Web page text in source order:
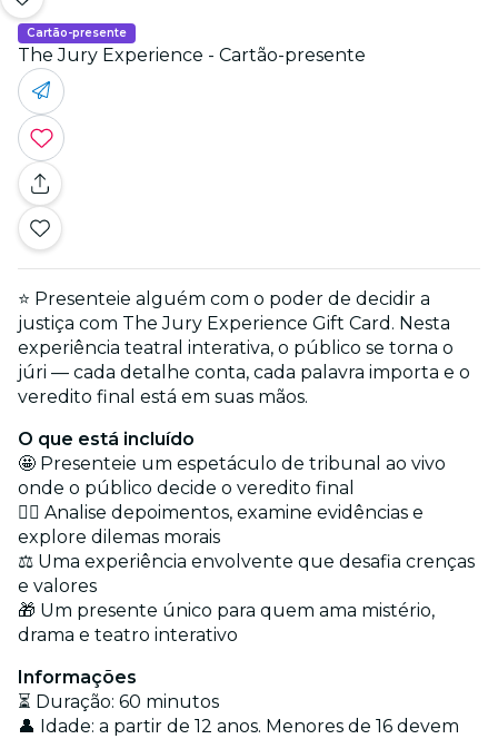
Cartão-presente
The Jury Experience - Cartão-presente
⭐ Presenteie alguém com o poder de decidir a
justiça com The Jury Experience Gift Card. Nesta
experiência teatral interativa, o público se torna o
júri — cada detalhe conta, cada palavra importa e o
veredito final está em suas mãos.
O que está incluído
🤩 Presenteie um espetáculo de tribunal ao vivo
onde o público decide o veredito final
🕵️‍♂️ Analise depoimentos, examine evidências e
explore dilemas morais
⚖️ Uma experiência envolvente que desafia crenças
e valores
🎁 Um presente único para quem ama mistério,
drama e teatro interativo
Informações
⏳ Duração: 60 minutos
👤 Idade: a partir de 12 anos. Menores de 16 devem